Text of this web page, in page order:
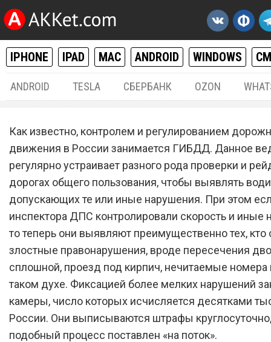
IPHONE IPAD MAC ANDROID WINDOWS
ANDROID TESLA СБЕРБАНК OZON
С 20 июля ГИБДД начнет
массово лишать
прав и штрафовать на 30
рублей
Как известно, контролем и регулированием
движения в России занимается ГИБДД. Данное
регулярно устраивает разного рода проверки и
дорогах общего пользования, чтобы выявлять
допускающих те или иные нарушения. При этом
инспектора ДПС контролировали скорость и иные
то теперь они выявляют преимущественно тех, кто
злостные правонарушения, вроде пересечения
сплошной, проезд под кирпич, нечитаемые номера
таком духе. Фиксацией более мелких нарушений
камеры, число которых исчисляется десятками
России. Они выписываются штрафы круглосуточно,
подобный процесс поставлен «на поток».